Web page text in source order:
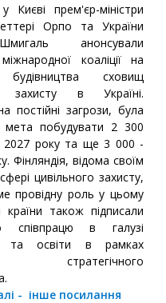
Києві прем'єр-міністри
Орпо та України
анонсували
коаліції на
будівництва сховищ
захисту в Україні.
постійні загрози, була
мета побудувати 2 300
2027 року та ще 3 000 -
Фінляндія, відома своїм
цивільного захисту,
провідну роль у цьому
країни також підписали
співпрацю в галузі
та освіти в рамках
стратегічного
- інше посилання